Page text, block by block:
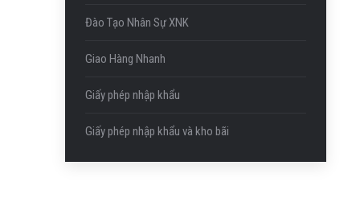
Đào Tạo Nhân Sự XNK
Giao Hàng Nhanh
Giấy phép nhập khẩu
Giấy phép nhập khẩu và kho bãi